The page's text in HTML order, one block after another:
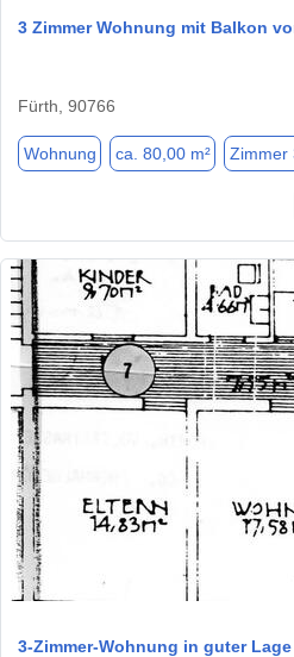
3 Zimmer Wohnung mit Balkon
Fürth, 90766
Wohnung ca. 80,00 m² Zimmer
3-Zimmer-Wohnung in guter Lage